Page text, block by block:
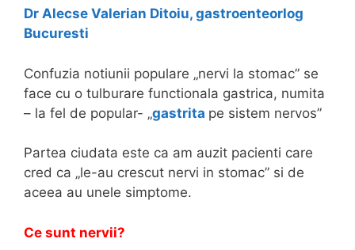
Dr Alecse Valerian Ditoiu, gastroenteorlog
Bucuresti
Confuzia notiunii populare „nervi la stomac” se
face cu o tulburare functionala gastrica, numita
– la fel de popular- „gastrita pe sistem nervos”
Partea ciudata este ca am auzit pacienti care
cred ca „le-au crescut nervi in stomac” si de
aceea au unele simptome.
Ce sunt nervii?